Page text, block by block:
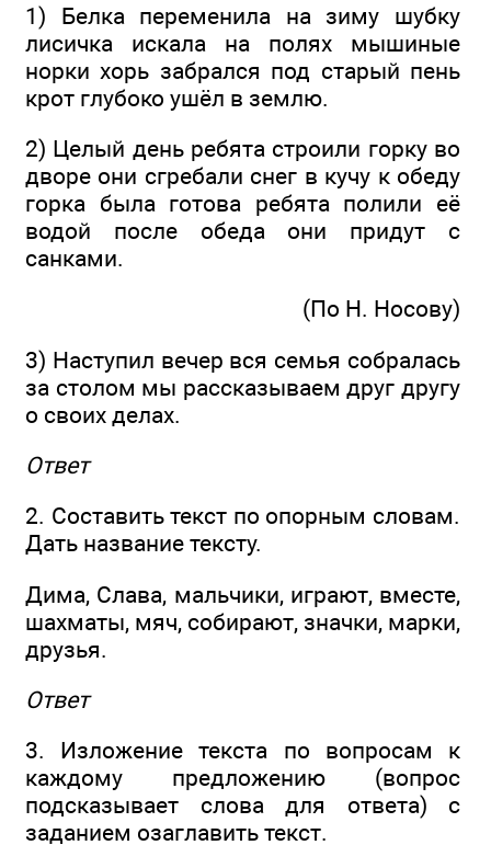
1) Белка переменила на зиму шубку
лисичка искала на полях мышиные
норки хорь забрался под старый пень
крот глубоко ушёл в землю.
2) Целый день ребята строили горку во
дворе они сгребали снег в кучу к обеду
горка была готова ребята полили её
водой после обеда они придут с
санками.
(По Н. Носову)
3) Наступил вечер вся семья собралась
за столом мы рассказываем друг другу
о своих делах.
Ответ
2. Составить текст по опорным словам.
Дать название тексту.
Дима, Слава, мальчики, играют, вместе,
шахматы, мяч, собирают, значки, марки,
друзья.
Ответ
3. Изложение текста по вопросам к
каждому предложению (вопрос
подсказывает слова для ответа) с
заданием озаглавить текст.